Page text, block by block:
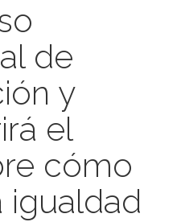
de
y
el
cómo
igualdad